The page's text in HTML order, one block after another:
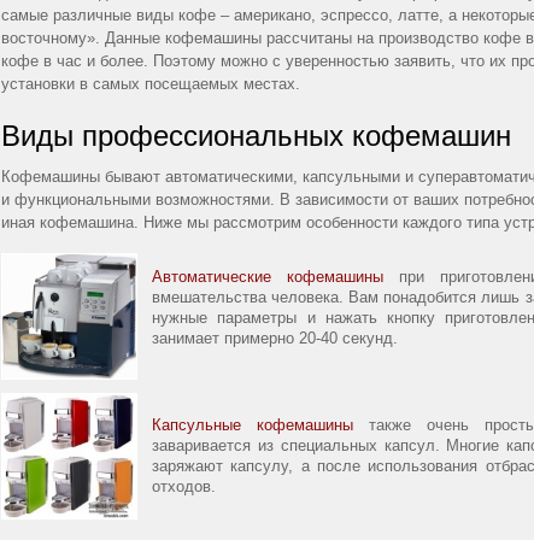
самые различные виды кофе – американо, эспрессо, латте, а
восточному». Данные кофемашины рассчитаны на производство кофе
кофе в час и более. Поэтому можно с уверенностью заявить, что их
установки в самых посещаемых местах.
Виды профессиональных кофемашин
Кофемашины бывают автоматическими, капсульными и
и функциональными возможностями. В зависимости от ваших
иная кофемашина. Ниже мы рассмотрим особенности каждого типа
Автоматические кофемашиныпри
вмешательства человека. Вам понадобится лишь
нужные параметры и нажать кнопку
занимает примерно 20-40 секунд.
Капсульные кофемашины также очень
заваривается из специальных капсул. Многие
заряжают капсулу, а после использования
отходов.